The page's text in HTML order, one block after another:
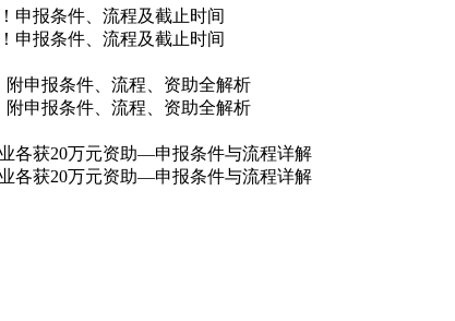
申报条件、流程及截止时间
申报条件、流程及截止时间
附申报条件、流程、资助全解析
附申报条件、流程、资助全解析
各获20万元资助—申报条件与流程详解
各获20万元资助—申报条件与流程详解